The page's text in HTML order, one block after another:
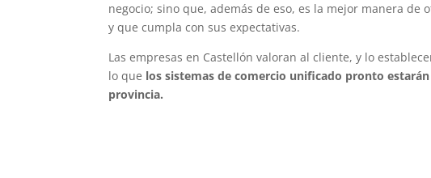
negocio; sino que, además de eso, es la mejor manera
y que cumpla con sus expectativas.
Las empresas en Castellón valoran al cliente, y lo
lo que los sistemas de comercio unificado pronto
provincia.